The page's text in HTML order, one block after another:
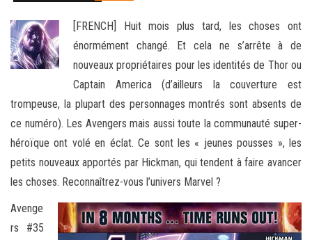
[FRENCH] Huit mois plus tard, les choses ont
énormément changé. Et cela ne s’arrête à de
nouveaux propriétaires pour les identités de Thor ou
Captain America (d’ailleurs la couverture est
trompeuse, la plupart des personnages montrés sont absents de
ce numéro). Les Avengers mais aussi toute la communauté super-
héroïque ont volé en éclat. Ce sont les « jeunes pousses », les
petits nouveaux apportés par Hickman, qui tendent à faire avancer
les choses. Reconnaîtrez-vous l’univers Marvel ?
Avenge
rs #35